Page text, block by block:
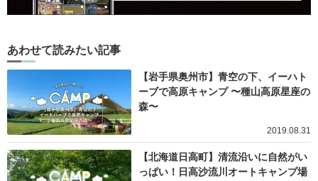
あわせて読みたい記事
【岩手県奥州市】青空の下、イーハト
ーブで高原キャンプ 〜種山高原星座の
森〜
2019.08.31
【北海道日高町】清流沿いに自然がい
っぱい！日高沙流川オートキャンプ場